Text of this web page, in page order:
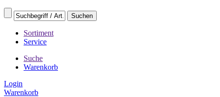
Sortiment
Service
Suche
Warenkorb
Login
Warenkorb